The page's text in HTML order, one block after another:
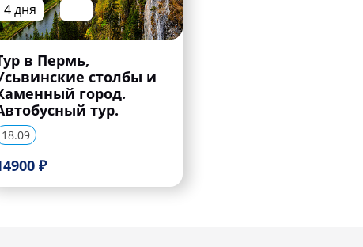
4 дня
в Пермь,
столбы и
город.
тур.
18.09
₽